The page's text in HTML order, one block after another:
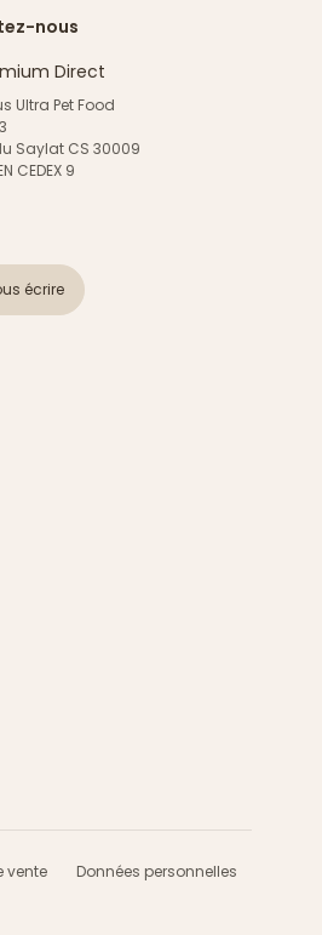
nous
Direct
Ultra Pet Food
Saylat CS 30009
CEDEX 9
écrire
vente Données personnelles